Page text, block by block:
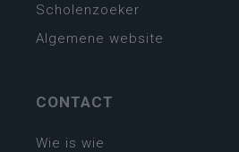
Scholenzoeker
Algemene website
CONTACT
Wie is wie